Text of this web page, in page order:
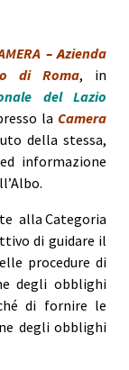
– Azienda
di Roma, in
del Lazio
la Camera
della stessa,
informazione
alla Categoria
di guidare il
procedure di
degli obblighi
di fornire le
degli obblighi